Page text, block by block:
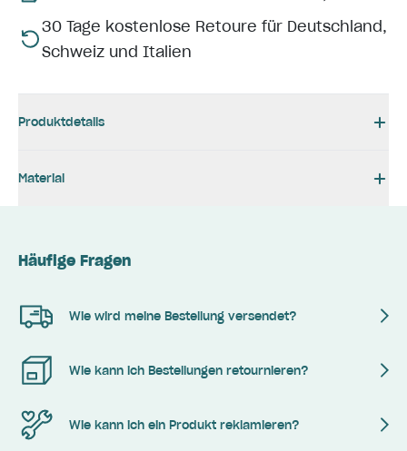
30 Tage kostenlose Retoure für Deutschland,
Schweiz und Italien
Produktdetails
Material
Häufige Fragen
Wie wird meine Bestellung versendet?
Wie kann ich Bestellungen retournieren?
Wie kann ich ein Produkt reklamieren?